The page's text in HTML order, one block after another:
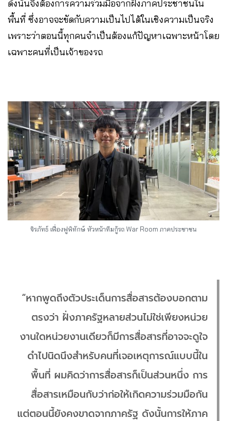
ดังนั้นจึงต้องการความร่วมมือจากฝั่งภาคประชาชนใน
พื้นที่ ซึ่งอาจจะขัดกับความเป็นไปได้ในเชิงความเป็นจริง
เพราะว่าตอนนี้ทุกคนจำเป็นต้องแก้ปัญหาเฉพาะหน้าโดย
เฉพาะคนที่เป็นเจ้าของรถ
จิรภัทธ์ เฟื่องฟูพิทักษ์ หัวหน้าทีมกู้รถ War Room ภาคประชาชน
“หากพูดถึงตัวประเด็นการสื่อสารต้องบอกตาม
ตรงว่า ฝั่งภาครัฐหลายส่วนไม่ใช่เพียงหน่วย
งานใดหน่วยงานเดียวก็มีการสื่อสารที่อาจจะดูใจ
ดำไปนิดนึงสำหรับคนที่เจอเหตุการณ์แบบนี้ใน
พื้นที่ ผมคิดว่าการสื่อสารก็เป็นส่วนหนึ่ง การ
สื่อสารเหมือนกับว่าก่อให้เกิดความร่วมมือกัน
แต่ตอนนี้ยังคงขาดจากภาครัฐ ดังนั้นการให้ภาค